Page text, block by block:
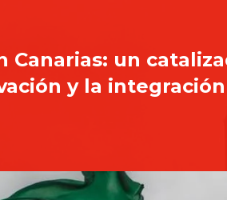
Canarias: un
y la